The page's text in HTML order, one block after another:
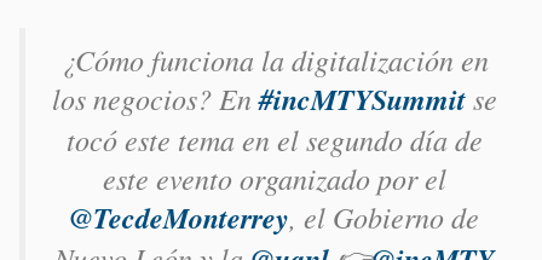
¿Cómo funciona la digitalización en
los negocios? En#incMTYSummitse
tocó este tema en el segundo día de
este evento organizado por el
@TecdeMonterrey, el Gobierno de